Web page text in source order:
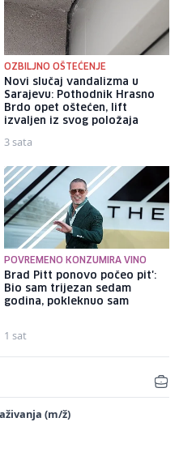
OZBILJNO OŠTEĆENJE
Novi slučaj vandalizma u
Sarajevu: Pothodnik Hrasno
Brdo opet oštećen, lift
izvaljen iz svog položaja
3 sata
POVREMENO KONZUMIRA VINO
Brad Pitt ponovo počeo pit':
Bio sam trijezan sedam
godina, pokleknuo sam
1 sat
(m/ž)